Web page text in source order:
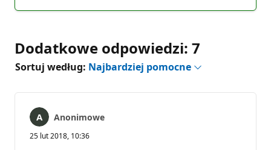
Dodatkowe odpowiedzi: 7
Sortuj według: Najbardziej pomocne
Anonimowe
25 lut 2018, 10:36